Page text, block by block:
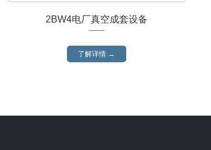
2BW4电厂真空成套设备
了解详情 →